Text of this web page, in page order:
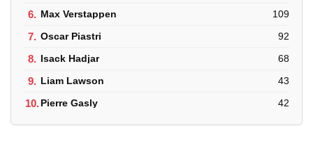
6. Max Verstappen 109
7. Oscar Piastri 92
8. Isack Hadjar 68
9. Liam Lawson 43
10.Pierre Gasly 42